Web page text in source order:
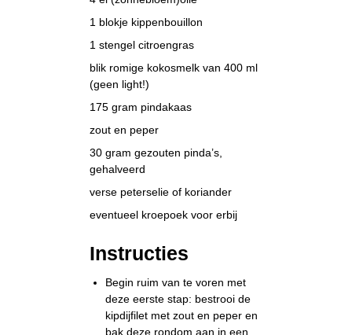
1 blokje kippenbouillon
1 stengel citroengras
blik romige kokosmelk van 400 ml
(geen light!)
175 gram pindakaas
zout en peper
30 gram gezouten pinda’s,
gehalveerd
verse peterselie of koriander
eventueel kroepoek voor erbij
Instructies
Begin ruim van te voren met
deze eerste stap: bestrooi de
kipdijfilet met zout en peper en
bak deze rondom aan in een